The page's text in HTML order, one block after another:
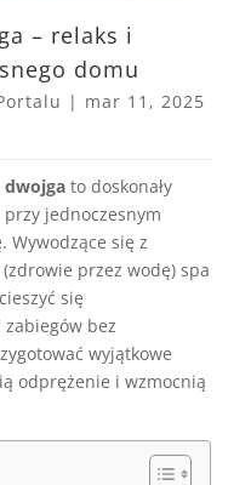
– relaks i
domu
| mar 11, 2025
dwojga to doskonały
jednoczesnym
Wywodzące się z
(zdrowie przez wodę) spa
się
bez
wyjątkowe
odprężenie i wzmocnią